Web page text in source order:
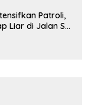
Patroli,
Liar di Jalan SP